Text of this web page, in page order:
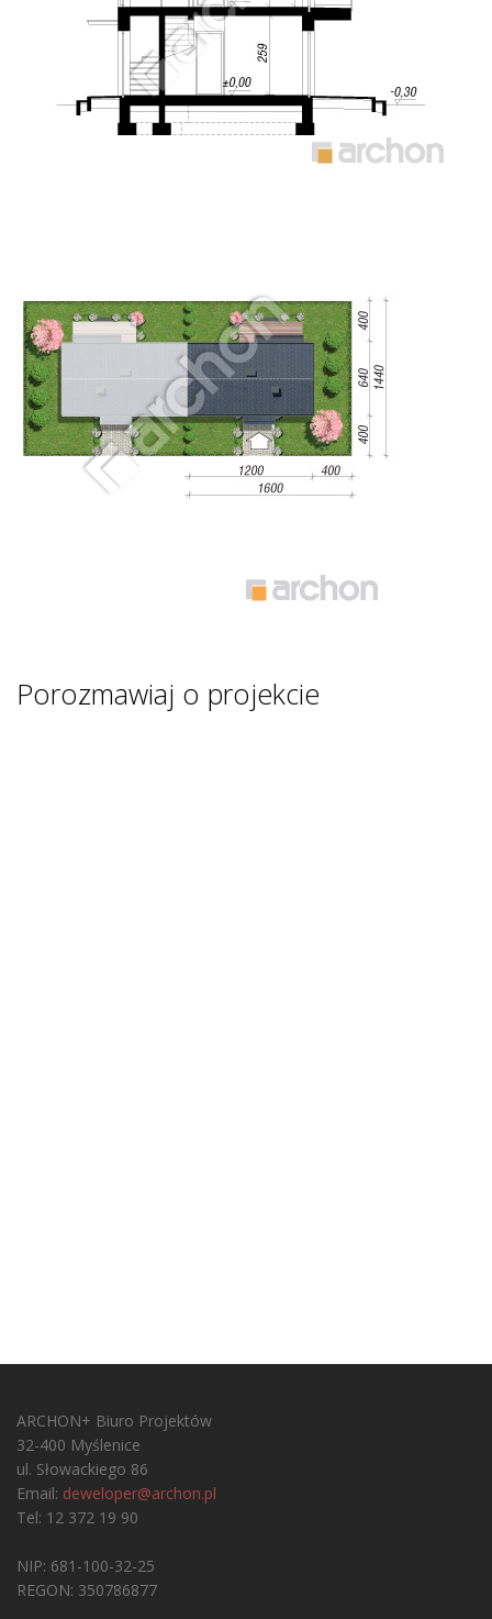
Porozmawiaj o projekcie
ARCHON+ Biuro Projektów
32-400 Myślenice
ul. Słowackiego 86
Email: deweloper@archon.pl
Tel: 12 372 19 90
NIP: 681-100-32-25
REGON: 350786877